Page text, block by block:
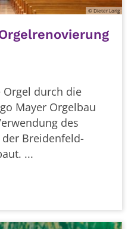
© Dieter Lorig
Orgel durch die
Mayer Orgelbau
des
Breidenfeld-
...